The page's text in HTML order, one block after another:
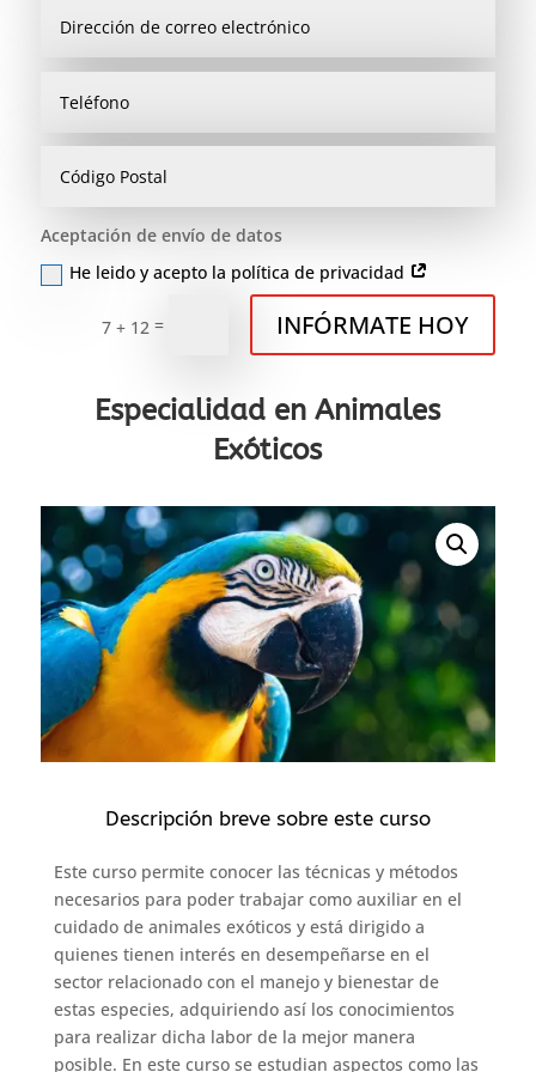
Aceptación de envío de datos
He leido y acepto la política de privacidad
7 + 12 = INFÓRMATE HOY
Especialidad en Animales
Exóticos
Descripción breve sobre este curso
Este curso permite conocer las técnicas y métodos
necesarios para poder trabajar como auxiliar en el
cuidado de animales exóticos y está dirigido a
quienes tienen interés en desempeñarse en el
sector relacionado con el manejo y bienestar de
estas especies, adquiriendo así los conocimientos
para realizar dicha labor de la mejor manera
posible. En este curso se estudian aspectos como las